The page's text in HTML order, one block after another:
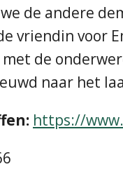
de andere
vriendin voor
de
naar het
https://